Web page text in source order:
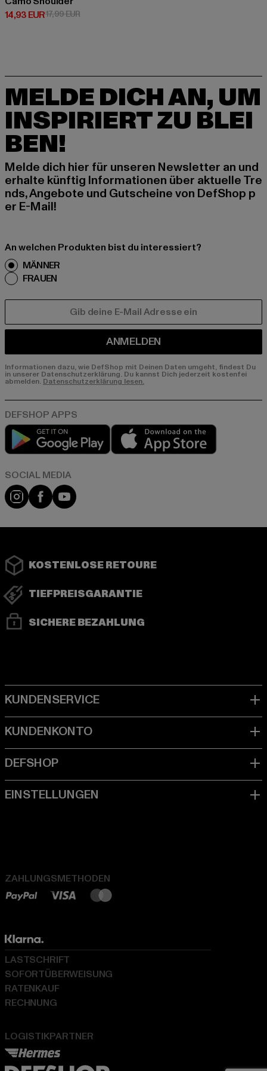
14,93 EUR
Derzeitiger Preis: 14,93 EUR
17,99 EURAktionspreis: 17,99 EUR
MELDE DICH AN, UM
INSPIRIERT ZU BLEI
BEN!
Melde dich hier für unseren Newsletter an und
erhalte künftig Informationen über aktuelle Tre
nds, Angebote und Gutscheine von DefShop p
er E-Mail!
An welchen Produkten bist du interessiert?
MÄNNER
FRAUEN
ANMELDEN
Informationen dazu, wie DefShop mit Deinen Daten umgeht, findest Du
in unserer Datenschutzerklärung. Du kannst Dich jederzeit kostenfei
abmelden.Datenschutzerklärung lesen.
Play market
Instagram
FacebookYouTube
KOSTENLOSE RETOURE
TIEFPREISGARANTIE
SICHERE BEZAHLUNG
ZAHLUNGSMETHODEN
LOGISTIKPARTNER
LASTSCHRIFT
SOFORTÜBERWEISUNG
RATENKAUF
RECHNUNG